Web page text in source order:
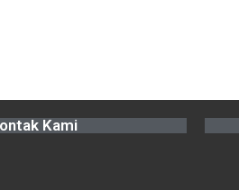
Kami